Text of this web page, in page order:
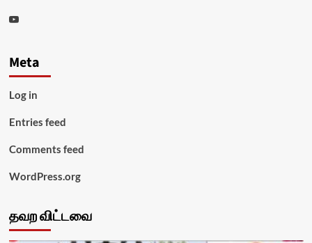
Youtube
Meta
Log in
Entries feed
Comments feed
WordPress.org
தவற விட்டவை